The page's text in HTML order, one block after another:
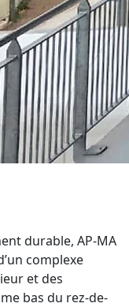
durable, AP-MA
complexe
et des
bas du rez-de-